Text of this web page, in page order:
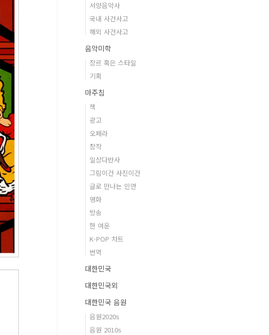
서양음악사
국내 사건사고
해외 사건사고
음악미학
장르 혹은 스타일
기획
마주침
책
광고
오페라
창작
일상다반사
그림이건 사진이건
글로 만나는 인연
영화
방송
한 여운
K-POP 차트
번역
대한민국
대한민국외
대한민국 음원
음원2020s
음원 2010s